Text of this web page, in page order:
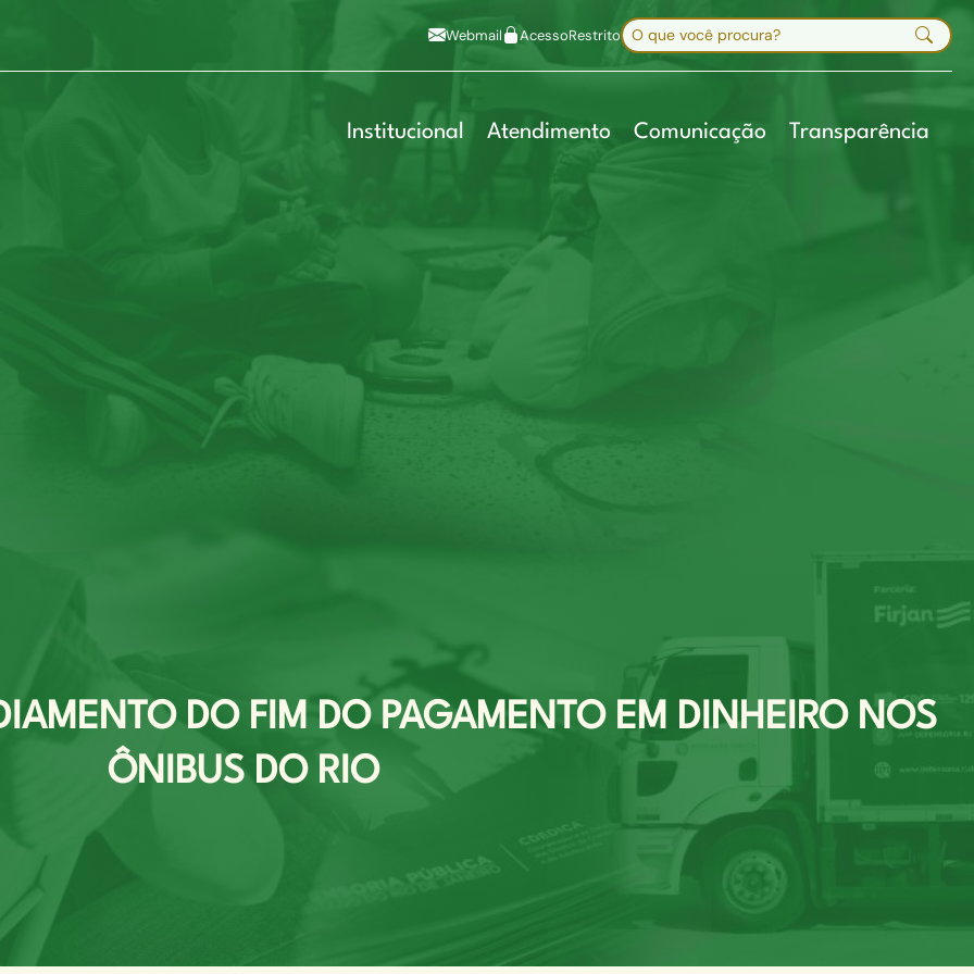
Mapa do site
Webmail AcessoRestritoBuscar no site
Digite sua busca e pressione Enter
Institucional Atendimento Comunicação Transparência
DO FIM DO PAGAMENTO EM DINHEIRO NOS
ÔNIBUS DO RIO